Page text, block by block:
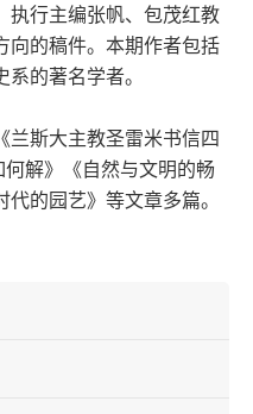
执行主编张帆、包茂红教
向的稿件。本期作者包括
的著名学者。
兰斯大主教圣雷米书信四
解》《自然与文明的畅
的园艺》等文章多篇。